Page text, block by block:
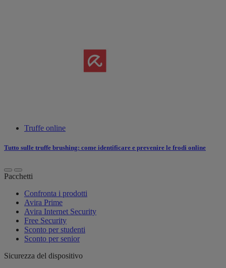
Truffe online
Tutto sulle truffe brushing: come identificare e prevenire le frodi online
Pacchetti
Confronta i prodotti
Avira Prime
Avira Internet Security
Free Security
Sconto per studenti
Sconto per senior
Sicurezza del dispositivo